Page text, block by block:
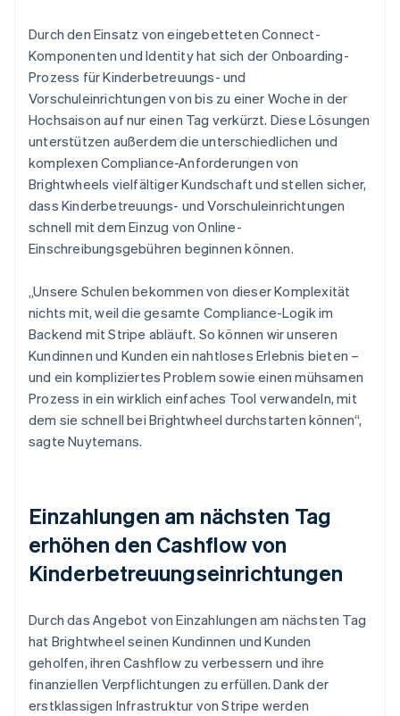
Durch den Einsatz von eingebetteten Connect-
Komponenten und Identity hat sich der Onboarding-
Prozess für Kinderbetreuungs- und
Vorschuleinrichtungen von bis zu einer Woche in der
Hochsaison auf nur einen Tag verkürzt. Diese Lösungen
unterstützen außerdem die unterschiedlichen und
komplexen Compliance-Anforderungen von
Brightwheels vielfältiger Kundschaft und stellen sicher,
dass Kinderbetreuungs- und Vorschuleinrichtungen
schnell mit dem Einzug von Online-
Einschreibungsgebühren beginnen können.
„Unsere Schulen bekommen von dieser Komplexität
nichts mit, weil die gesamte Compliance-Logik im
Backend mit Stripe abläuft. So können wir unseren
Kundinnen und Kunden ein nahtloses Erlebnis bieten –
und ein kompliziertes Problem sowie einen mühsamen
Prozess in ein wirklich einfaches Tool verwandeln, mit
dem sie schnell bei Brightwheel durchstarten können“,
sagte Nuytemans.
Einzahlungen am nächsten Tag
erhöhen den Cashflow von
Kinderbetreuungseinrichtungen
Durch das Angebot von Einzahlungen am nächsten Tag
hat Brightwheel seinen Kundinnen und Kunden
geholfen, ihren Cashflow zu verbessern und ihre
finanziellen Verpflichtungen zu erfüllen. Dank der
erstklassigen Infrastruktur von Stripe werden